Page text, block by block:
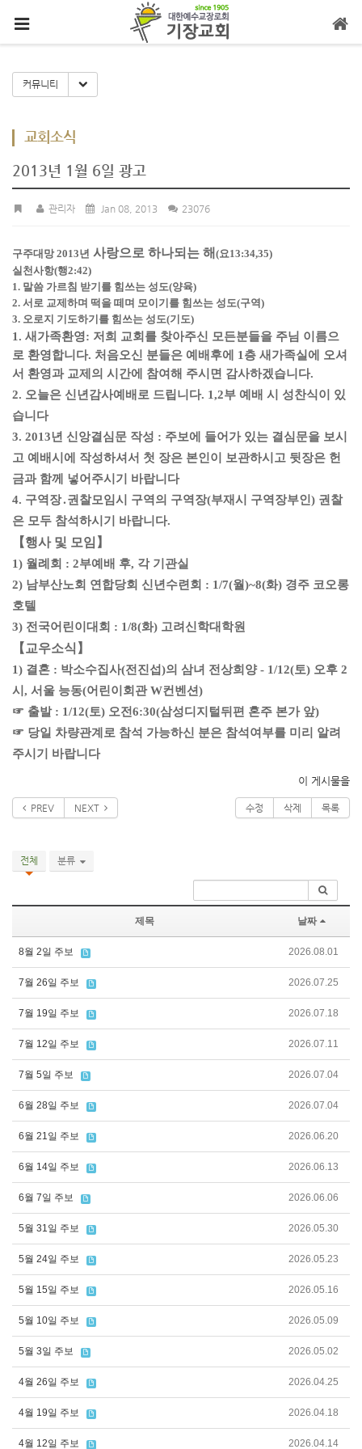
커뮤니티 Toggle Dropdown
교회소식
2013년 1월 6일 광고
관리자 Jan 08, 2013 23076
구주대망 2013년 사랑으로 하나되는 해 (요13:34,35)
실천사항(행2:42)
1. 말씀 가르침 받기를 힘쓰는 성도(양육)
2. 서로 교제하며 떡을 떼며 모이기를 힘쓰는 성도(구역)
3. 오로지 기도하기를 힘쓰는 성도(기도)
1. 새가족환영: 저희 교회를 찾아주신 모든분들을 주님 이름으
로 환영합니다. 처음오신 분들은 예배후에 1층 새가족실에 오셔
서 환영과 교제의 시간에 참여해 주시면 감사하겠습니다.
2. 오늘은 신년감사예배로 드립니다. 1,2부 예배 시 성찬식이 있
습니다
3. 2013년 신앙결심문 작성 : 주보에 들어가 있는 결심문을 보시
고 예배시에 작성하셔서 첫 장은 본인이 보관하시고 뒷장은 헌
금과 함께 넣어주시기 바랍니다
4. 구역장․권찰모임시 구역의 구역장(부재시 구역장부인) 권찰
은 모두 참석하시기 바랍니다.
【행사 및 모임】
1) 월례회 : 2부예배 후, 각 기관실
2) 남부산노회 연합당회 신년수련회 : 1/7(월)~8(화) 경주 코오롱
호텔
3) 전국어린이대회 : 1/8(화) 고려신학대학원
【교우소식】
1) 결혼 : 박소수집사(전진섭)의 삼녀 전상희양 - 1/12(토) 오후 2
시, 서울 능동(어린이회관 W컨벤션)
☞ 출발 : 1/12(토) 오전6:30(삼성디지털뒤편 혼주 본가 앞)
☞ 당일 차량관계로 참석 가능하신 분은 참석여부를 미리 알려
주시기 바랍니다
이 게시물을
PREV NEXT 수정 삭제 목록
전체 분류
제목 날짜
8월 2일 주보 2026.08.01
7월 26일 주보 2026.07.25
7월 19일 주보 2026.07.18
7월 12일 주보 2026.07.11
7월 5일 주보 2026.07.04
6월 28일 주보 2026.07.04
6월 21일 주보 2026.06.20
6월 14일 주보 2026.06.13
6월 7일 주보 2026.06.06
5월 31일 주보 2026.05.30
5월 24일 주보 2026.05.23
5월 15일 주보 2026.05.16
5월 10일 주보 2026.05.09
5월 3일 주보 2026.05.02
4월 26일 주보 2026.04.25
4월 19일 주보 2026.04.18
4월 12일 주보 2026.04.14